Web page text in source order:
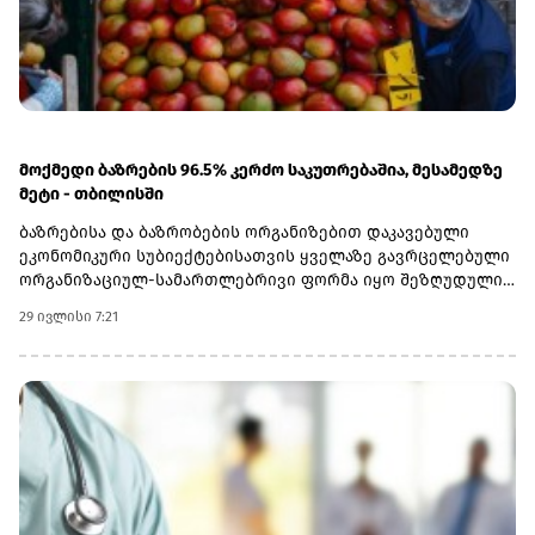
ქვემო ქართლის რეგიონზე.
მოქმედი ბაზრების 96.5% კერძო საკუთრებაშია, მესამედზე
მეტი - თბილისში
ბაზრებისა და ბაზრობების ორგანიზებით დაკავებული
ეკონომიკური სუბიექტებისათვის ყველაზე გავრცელებული
ორგანიზაციულ-სამართლებრივი ფორმა იყო შეზღუდული
2025 წელს მოქმედი ბაზრებისა და ბაზრობების საერთო
რაოდენობის 72.7%, ხოლო ინდივიდუალური მეწარმეების
საქმიანობდნენ სააქციო საზოგადოების (2.5%) და
კოოპერატივის (1%) ორგანიზაციულ-სამართლებრივი
ფორმით.2025 წელს მოქმედი ბაზრებისა და ბაზრობების
96.5% კერძო საკუთრებაში იყო, ხოლო დანარჩენი 3.5% -
სახელმწიფო საკუთრებაში.2025 წელს საქართველოში
მოქმედი ბაზრები და ბაზრობები განთავსებული იყო 2
29 ივლისი 7:21